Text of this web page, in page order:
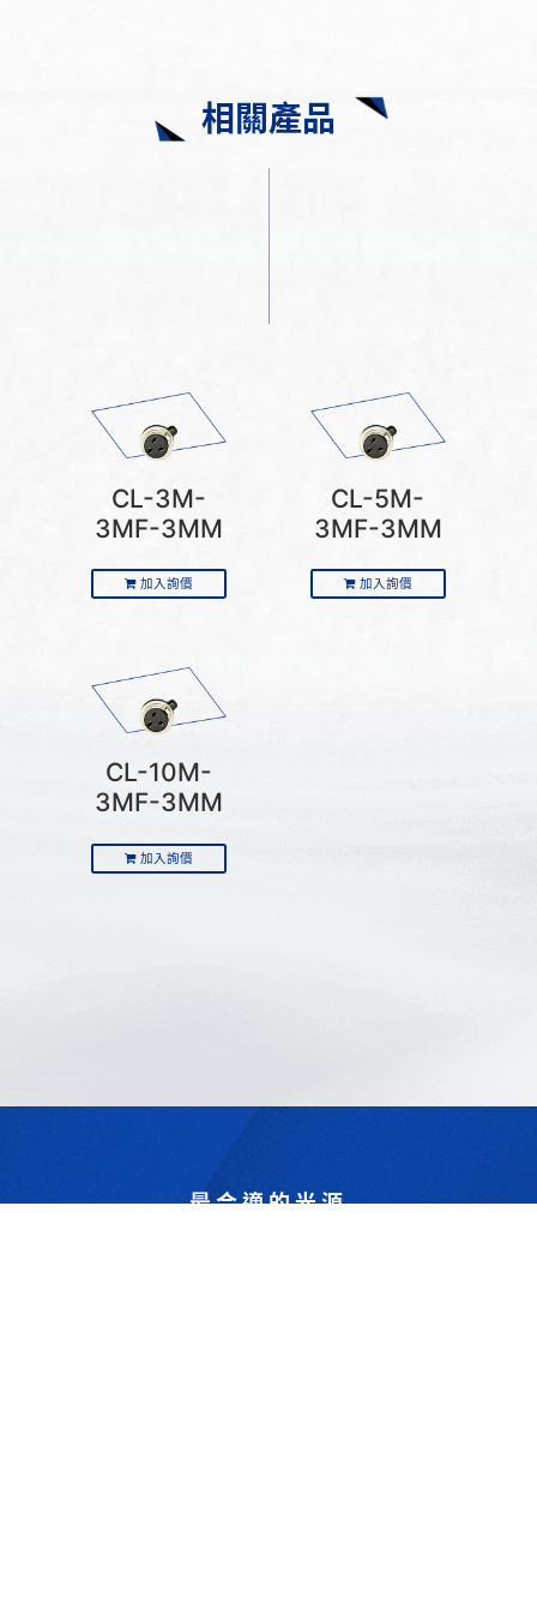
相關產品
CL-3M-
3MF-3MM
加入詢價
CL-5M-
3MF-3MM
加入詢價
CL-10M-
3MF-3MM
加入詢價
最合適的光源